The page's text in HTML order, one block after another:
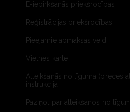
E-iepirkšanās priekšrocības
Reģistrācijas priekšrocības
Pieejamie apmaksas veidi
Vietnes karte
Atteikšanās no līguma (preces
instrukcija
Paziņot par atteikšanos no